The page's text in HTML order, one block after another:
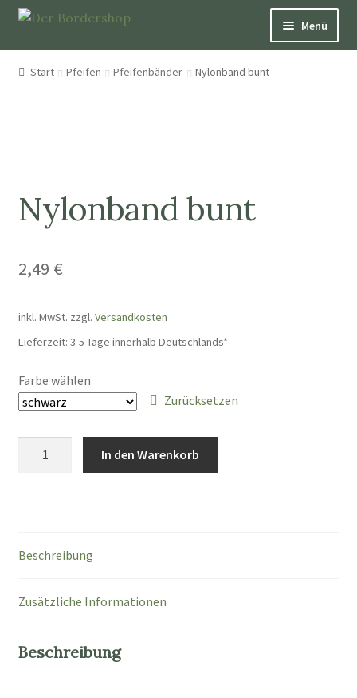
Menü
Dekoration und Nützliches
Patenschaften
Aufkleber & Karten
Start Pfeifen Pfeifenbänder Nylonband bunt
Nylonband bunt
2,49 €
inkl. MwSt. zzgl. Versandkosten
Lieferzeit: 3-5 Tage innerhalb Deutschlands*
Farbe wählen
Zurücksetzen
In den Warenkorb
Beschreibung
Zusätzliche Informationen
Beschreibung